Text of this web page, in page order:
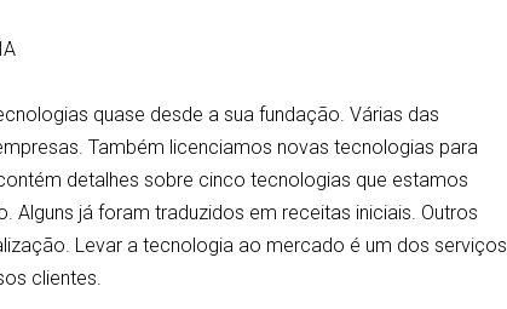
quase desde a sua fundação. Várias das
Também licenciamos novas tecnologias para
detalhes sobre cinco tecnologias que estamos
Alguns já foram traduzidos em receitas iniciais. Outros
Levar a tecnologia ao mercado é um dos serviços
clientes.